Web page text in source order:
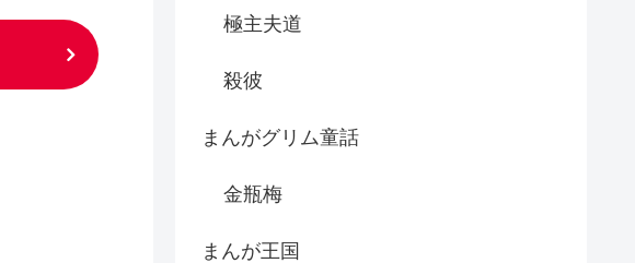
極主夫道
殺彼
まんがグリム童話
金瓶梅
まんが王国